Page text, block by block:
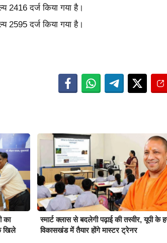
2416 दर्ज किया गया है।
2595 दर्ज किया गया है।
का
खिले
स्मार्ट क्लास से बदलेगी पढ़ाई की तस्वीर, यूपी के
विकासखंड में तैयार होंगे मास्टर ट्रेनर